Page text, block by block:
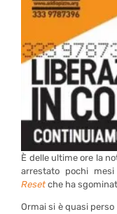
È delle ultime ore la
arrestato pochi mesi
Reset che ha
Ormai si è quasi